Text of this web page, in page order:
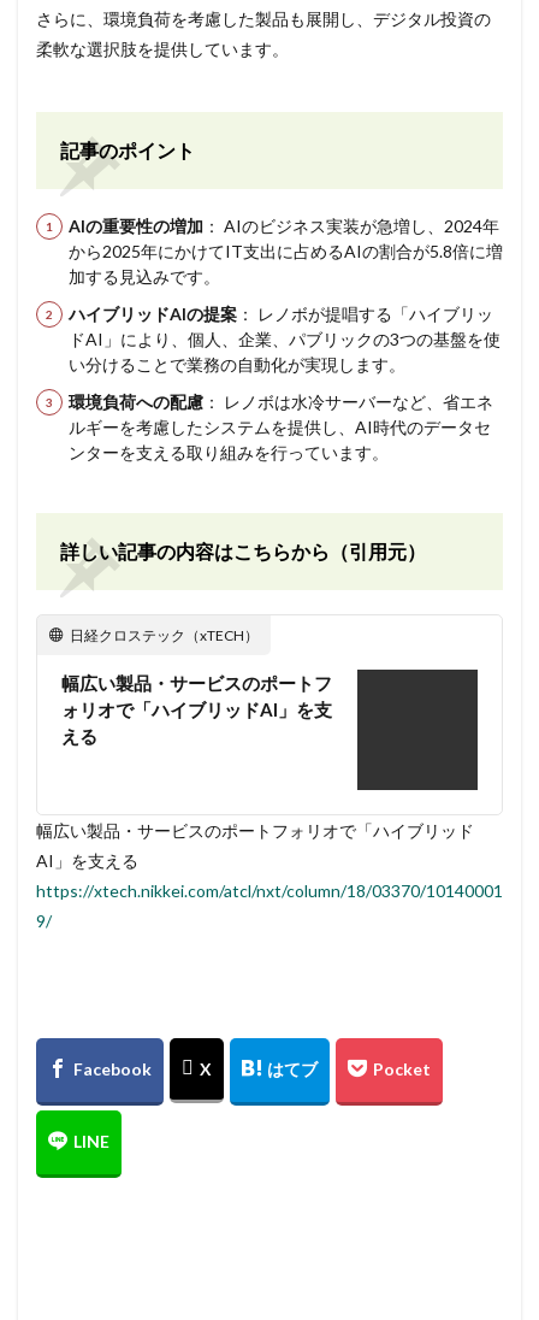
さらに、環境負荷を考慮した製品も展開し、デジタル投資の
柔軟な選択肢を提供しています。
記事のポイント
AIの重要性の増加 ： AIのビジネス実装が急増し、2024年
から2025年にかけてIT支出に占めるAIの割合が5.8倍に増
加する見込みです。
ハイブリッドAIの提案 ： レノボが提唱する「ハイブリッ
ドAI」により、個人、企業、パブリックの3つの基盤を使
い分けることで業務の自動化が実現します。
環境負荷への配慮 ： レノボは水冷サーバーなど、省エネ
ルギーを考慮したシステムを提供し、AI時代のデータセ
ンターを支える取り組みを行っています。
詳しい記事の内容はこちらから（引用元）
日経クロステック（xTECH）
幅広い製品・サービスのポートフ
ォリオで「ハイブリッドAI」を支
える
幅広い製品・サービスのポートフォリオで「ハイブリッド
AI」を支える
https://xtech.nikkei.com/atcl/nxt/column/18/03370/10140001
9/